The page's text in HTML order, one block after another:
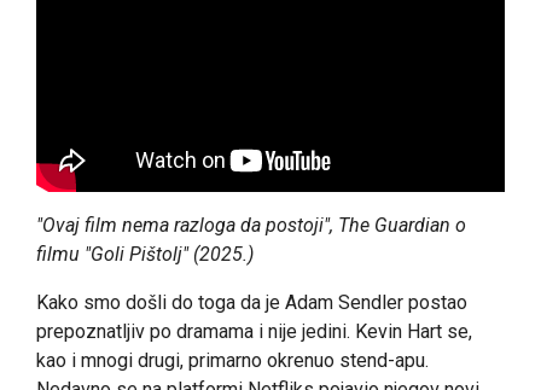
"Ovaj film nema razloga da postoji", The Guardian o
filmu "Goli Pištolj" (2025.)
Kako smo došli do toga da je Adam Sendler postao
prepoznatljiv po dramama i nije jedini. Kevin Hart se,
kao i mnogi drugi, primarno okrenuo stend-apu.